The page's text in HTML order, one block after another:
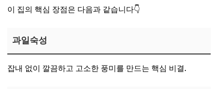
이 집의 핵심 장점은 다음과 같습니다👇
과일숙성
잡내 없이 깔끔하고 고소한 풍미를 만드는 핵심 비결.